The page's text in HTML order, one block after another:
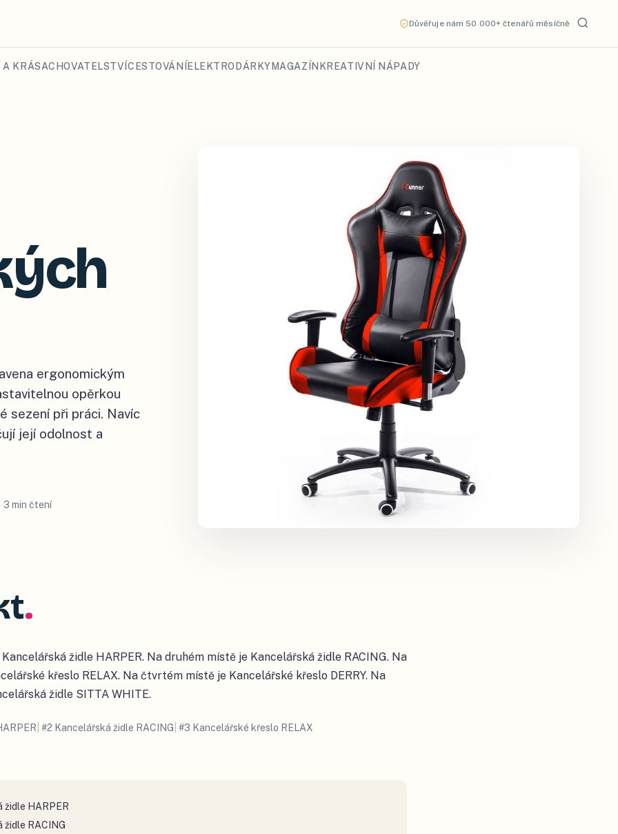
Důvěřuje nám 50 000+ čtenářů měsíčně
A KRÁSACHOVATELSTVÍCESTOVÁNÍ ELEKTRO DÁRKY MAGAZÍN KREATIVNÍ NÁPADY
ergonomickým
opěrkou
sezení při práci. Navíc
její odolnost a
3 min čtení
židle HARPER. Na druhém místě je Kancelářská židle RACING. Na
křeslo RELAX. Na čtvrtém místě je Kancelářské křeslo DERRY. Na
židle SITTA WHITE.
#2 Kancelářská židle RACING #3 Kancelářské křeslo RELAX
židle HARPER
židle RACING